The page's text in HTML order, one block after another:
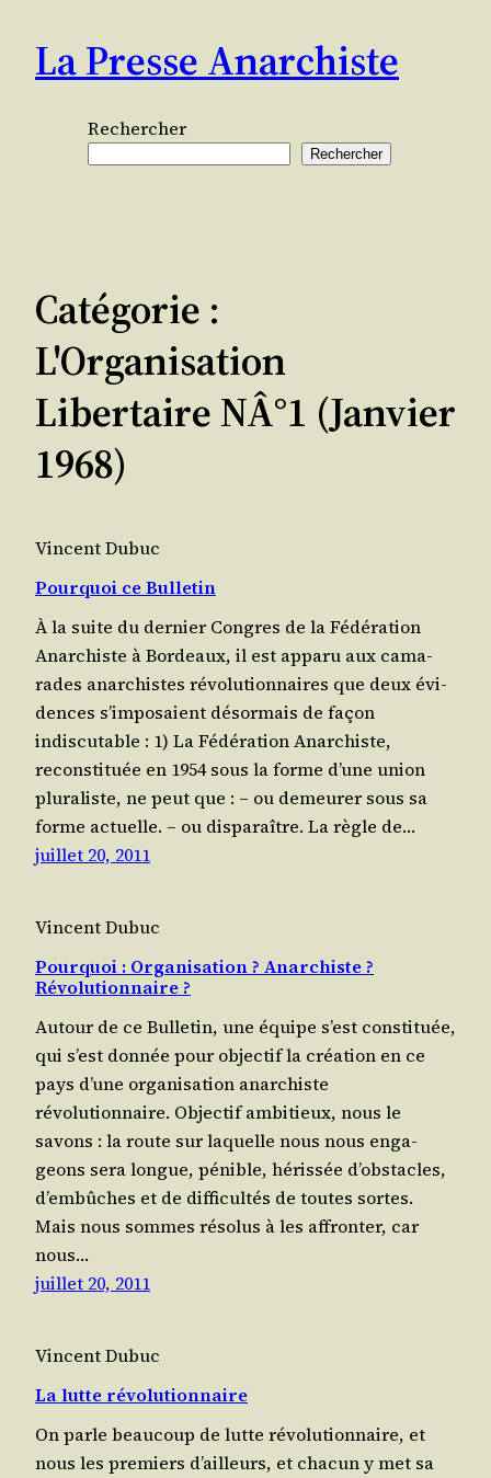
contenu
La Presse Anarchiste
Rechercher
Rechercher
Catégorie :
L'Organisation
Libertaire NÂ°1 (janvier
1968)
Vincent Dubuc
Pourquoi ce Bulletin
À la suite du der­nier Congres de la Fédé­ra­tion
Anar­chiste à Bor­deaux, il est appa­ru aux cama­
rades anar­chistes révo­lu­tion­naires que deux évi­
dences s’im­po­saient désor­mais de façon
indiscutable : 1) La Fédé­ra­tion Anar­chiste,
recons­ti­tuée en 1954 sous la forme d’une union
plu­ra­liste, ne peut que : – ou demeu­rer sous sa
forme actuelle. – ou disparaître. La règle de…
juillet 20, 2011
Vincent Dubuc
Pourquoi : Organisation ? Anarchiste ?
Révolutionnaire ?
Autour de ce Bul­le­tin, une équipe s’est consti­tuée,
qui s’est don­née pour objec­tif la créa­tion en ce
pays d’une orga­ni­sa­tion anar­chiste
révolutionnaire. Objec­tif ambi­tieux, nous le
savons : la route sur laquelle nous nous enga­
geons sera longue, pénible, héris­sée d’obs­tacles,
d’embûches et de dif­fi­cul­tés de toutes sortes.
Mais nous sommes réso­lus à les affron­ter, car
nous…
juillet 20, 2011
Vincent Dubuc
La lutte révolutionnaire
On parle beau­coup de lutte révo­lu­tion­naire, et
nous les pre­miers d’ailleurs, et cha­cun y met sa